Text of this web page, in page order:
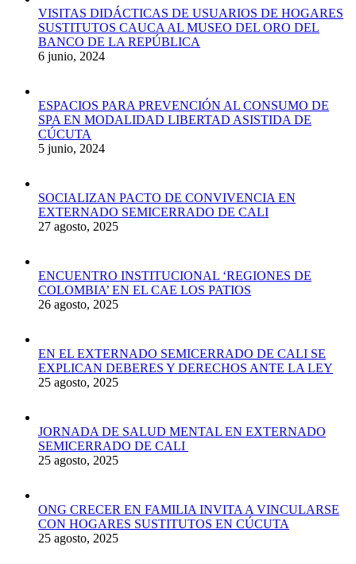
VISITAS DIDÁCTICAS DE USUARIOS DE HOGARES
SUSTITUTOS CAUCA AL MUSEO DEL ORO DEL
BANCO DE LA REPÚBLICA
6 junio, 2024
ESPACIOS PARA PREVENCIÓN AL CONSUMO DE
SPA EN MODALIDAD LIBERTAD ASISTIDA DE
CÚCUTA
5 junio, 2024
SOCIALIZAN PACTO DE CONVIVENCIA EN
EXTERNADO SEMICERRADO DE CALI
27 agosto, 2025
ENCUENTRO INSTITUCIONAL ‘REGIONES DE
COLOMBIA’ EN EL CAE LOS PATIOS
26 agosto, 2025
EN EL EXTERNADO SEMICERRADO DE CALI SE
EXPLICAN DEBERES Y DERECHOS ANTE LA LEY
25 agosto, 2025
JORNADA DE SALUD MENTAL EN EXTERNADO
SEMICERRADO DE CALI
25 agosto, 2025
ONG CRECER EN FAMILIA INVITA A VINCULARSE
CON HOGARES SUSTITUTOS EN CÚCUTA
25 agosto, 2025